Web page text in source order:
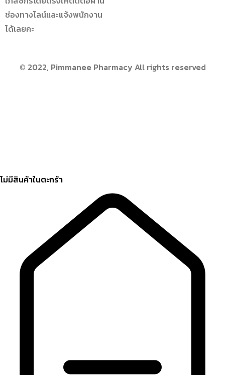
ช่องทางไลน์และแจ้งพนักงาน
ได้เลยคะ
© 2022, Pimmanee Pharmacy All rights reserved
ไม่มีสินค้าในตะกร้า